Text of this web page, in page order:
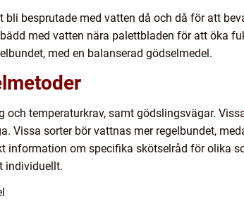
besprutade med vatten då och då för att
med vatten nära palettbladen för att öka
med en balanserad gödselmedel.
temperaturkrav, samt gödslingsvägar.
Vissa sorter bör vattnas mer regelbundet,
information om specifika skötselråd för olika
individuellt.